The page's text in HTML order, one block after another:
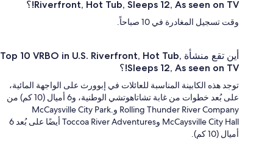
Riverfront, Hot Tub, Sleeps 12, As seen on TV!؟
وقت تسجيل المغادرة في 10 صباحاً.
أين تقع منشأة Top 10 VRBO in U.S. Riverfront, Hot Tub,
Sleeps 12, As seen on TV!؟
توجد هذه الكابينة المناسبة للعائلات في إبوورث على الواجهة المائية،
على بُعد خطوات من غابة تشاتاهوتشي الوطنية، و6 أميال (10 كم) من
Rolling Thunder River Company وMcCaysville City Park.
McCaysville City Hall وToccoa River Adventures أيضًا على بُعد 6
أميال (10 كم).